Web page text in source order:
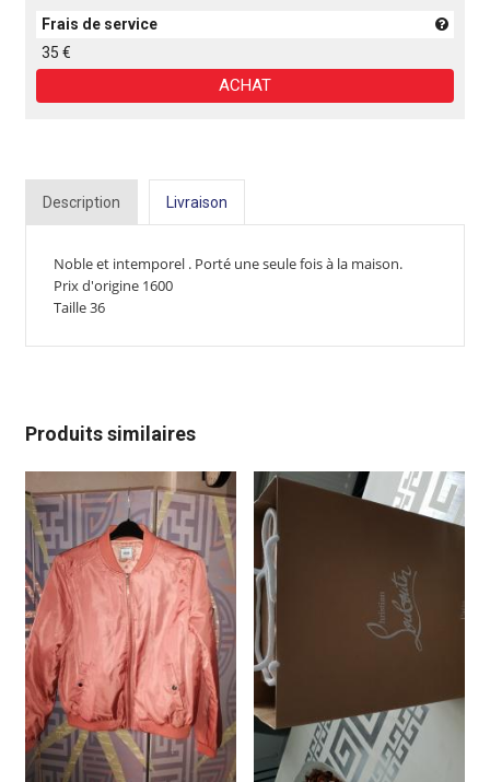
Frais de service
35 €
ACHAT
Description Livraison
Noble et intemporel . Porté une seule fois à la maison.
Prix ​​d'origine 1600
Taille 36
Produits similaires